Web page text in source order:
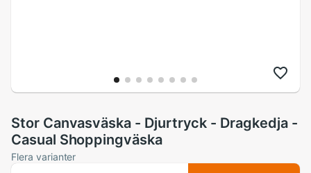
Stor Canvasväska - Djurtryck - Dragkedja -
Casual Shoppingväska
Flera varianter